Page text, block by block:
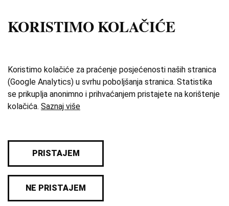
© 2026 Sva prava pridržana. Hrvatski školski
O zbirci
Katalog
Pravila privatnosti
KORISTIMO KOLAČIĆE
Koristimo kolačiće za praćenje posjećenosti naših stranica
(Google Analytics) u svrhu poboljšanja stranica. Statistika
se prikuplja anonimno i prihvaćanjem pristajete na korištenje
kolačića. Saznaj više
PRISTAJEM
NE PRISTAJEM